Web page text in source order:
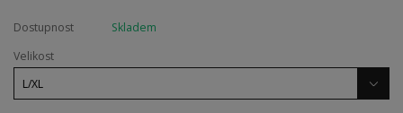
Dostupnost
Skladem
Velikost